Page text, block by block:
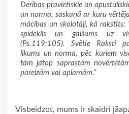
Derības pravietiskie un
un norma, saskaņā ar kuru
mācības un skolotāji, kā rakstīts:
spīdeklis un gaišums uz
(Ps.119:105). Svētie Raksti
likums un norma, pēc kuriem
tām jātop saprastām
pareizām vai aplamām.”
Visbeidzot, mums ir skaidri